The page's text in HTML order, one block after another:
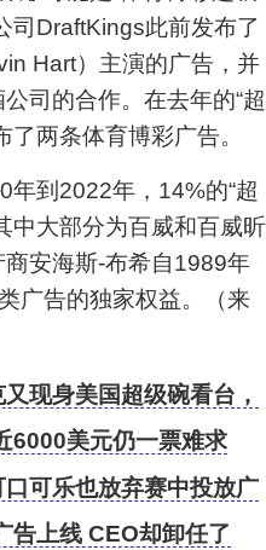
司DraftKings此前发布了
Hart）主演的广告，并
司的合作。在去年的“超
两条体育博彩广告。
到2022年，14%的“超
中大部分为百威和百威昕
安海斯-布希自1989年
广告的独家权益。（来
现身美国超级碗看台，
6000美元仍一票难求
可乐也放弃赛中投放广
上线 CEO却卸任了